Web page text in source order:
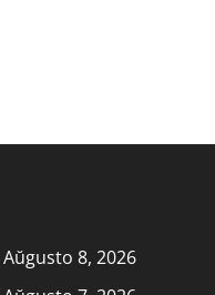
Aŭgusto 8, 2026